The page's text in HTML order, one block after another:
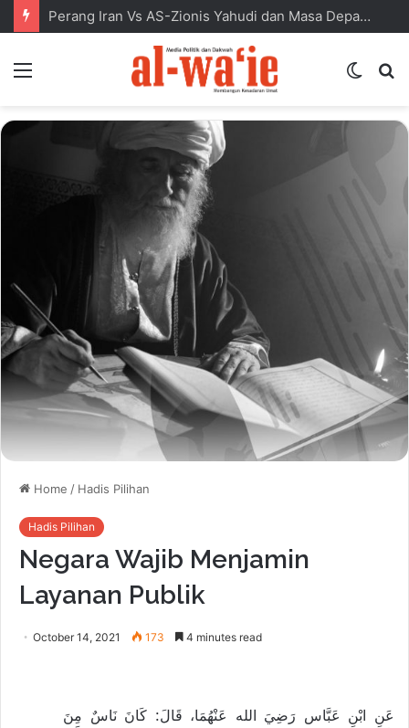
Perang Iran Vs AS-Zionis Yahudi dan Masa Depan Dunia Islam
Switch
Home / Hadis Pilihan
Hadis Pilihan
Negara Wajib Menjamin
Layanan Publik
October 14, 2021 173 4 minutes read
عَنِ ابْنِ عَبَّاس رَضِيَ الله عَنْهُمَا، قَالَ: كَانَ نَاسٌ مِنَ